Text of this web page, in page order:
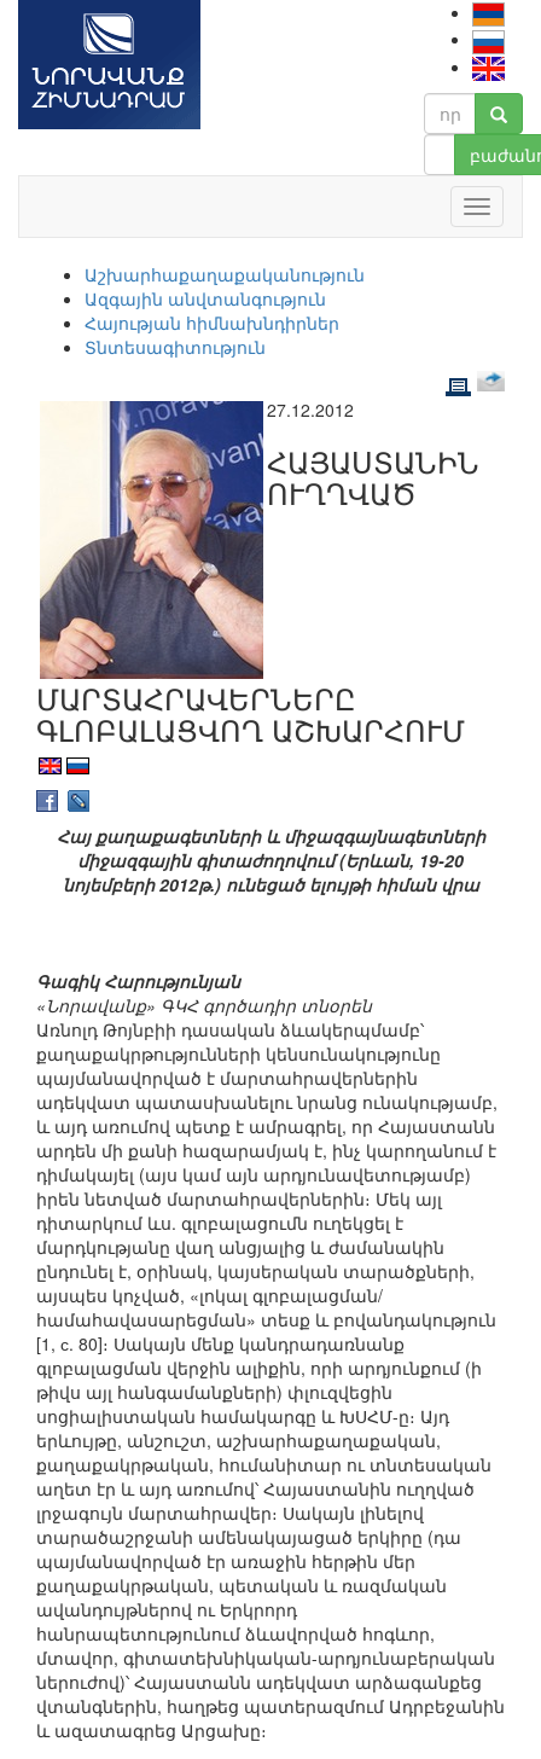
Աշխարհաքաղաքականություն
Ազգային անվտանգություն
Հայության հիմնախնդիրներ
Տնտեսագիտություն
27.12.2012
ՀԱՅԱՍՏԱՆԻՆ
ՈՒՂՂՎԱԾ
ՄԱՐՏԱՀՐԱՎԵՐՆԵՐԸ
ԳԼՈԲԱԼԱՑՎՈՂ ԱՇԽԱՐՀՈՒՄ
Հայ քաղաքագետների և միջազգայնագետների
միջազգային գիտաժողովում (Երևան, 19-20
նոյեմբերի 2012թ.) ունեցած ելույթի հիման վրա
Գագիկ Հարությունյան
«Նորավանք» ԳԿՀ գործադիր տնօրեն
Առնոլդ Թոյնբիի դասական ձևակերպմամբ՝
քաղաքակրթությունների կենսունակությունը
պայմանավորված է մարտահրավերներին
ադեկվատ պատասխանելու նրանց ունակությամբ,
և այդ առումով պետք է ամրագրել, որ Հայաստանն
արդեն մի քանի հազարամյակ է, ինչ կարողանում է
դիմակայել (այս կամ այն արդյունավետությամբ)
իրեն նետված մարտահրավերներին։ Մեկ այլ
դիտարկում ևս. գլոբալացումն ուղեկցել է
մարդկությանը վաղ անցյալից և ժամանակին
ընդունել է, օրինակ, կայսերական տարածքների,
այսպես կոչված, «լոկալ գլոբալացման/
համահավասարեցման» տեսք և բովանդակություն
[1, с. 80]։ Սակայն մենք կանդրադառնանք
գլոբալացման վերջին ալիքին, որի արդյունքում (ի
թիվս այլ հանգամանքների) փլուզվեցին
սոցիալիստական համակարգը և ԽՍՀՄ-ը։ Այդ
երևույթը, անշուշտ, աշխարհաքաղաքական,
քաղաքակրթական, հումանիտար ու տնտեսական
աղետ էր և այդ առումով՝ Հայաստանին ուղղված
լրջագույն մարտահրավեր։ Սակայն լինելով
տարածաշրջանի ամենակայացած երկիրը (դա
պայմանավորված էր առաջին հերթին մեր
քաղաքակրթական, պետական և ռազմական
ավանդույթներով ու Երկրորդ
հանրապետությունում ձևավորված հոգևոր,
մտավոր, գիտատեխնիկական-արդյունաբերական
ներուժով)՝ Հայաստանն ադեկվատ արձագանքեց
վտանգներին, հաղթեց պատերազմում Ադրբեջանին
և ազատագրեց Արցախը։